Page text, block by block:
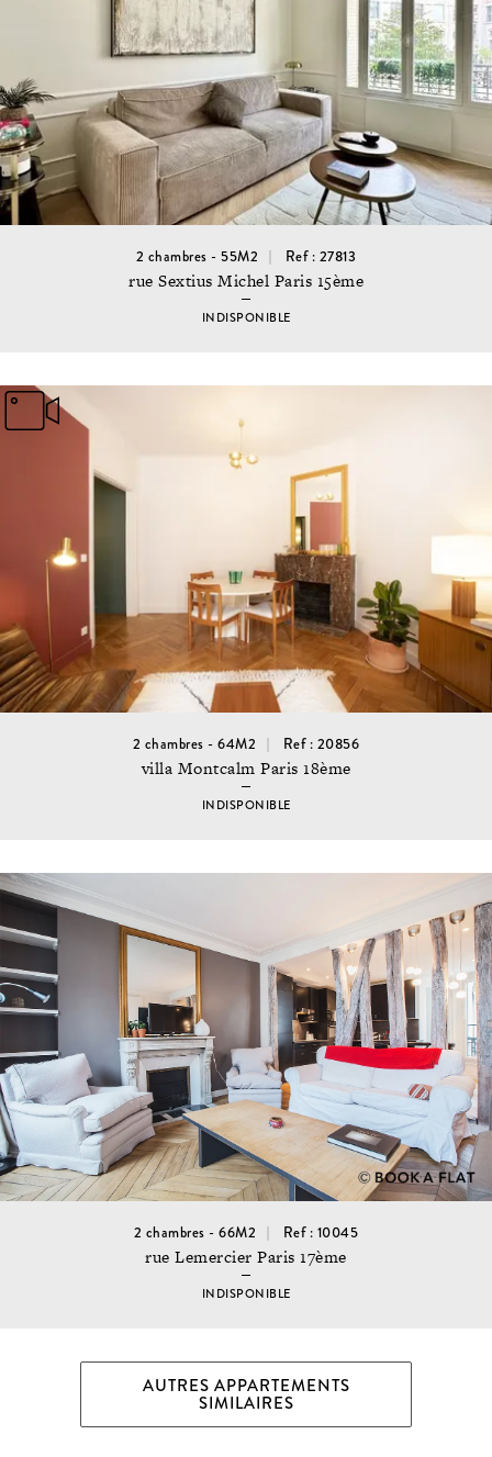
2 chambres - 55M2 Ref : 27813
rue Sextius Michel Paris 15ème
INDISPONIBLE
2 chambres - 64M2 Ref : 20856
villa Montcalm Paris 18ème
INDISPONIBLE
2 chambres - 66M2 Ref : 10045
rue Lemercier Paris 17ème
INDISPONIBLE
AUTRES APPARTEMENTS
SIMILAIRES